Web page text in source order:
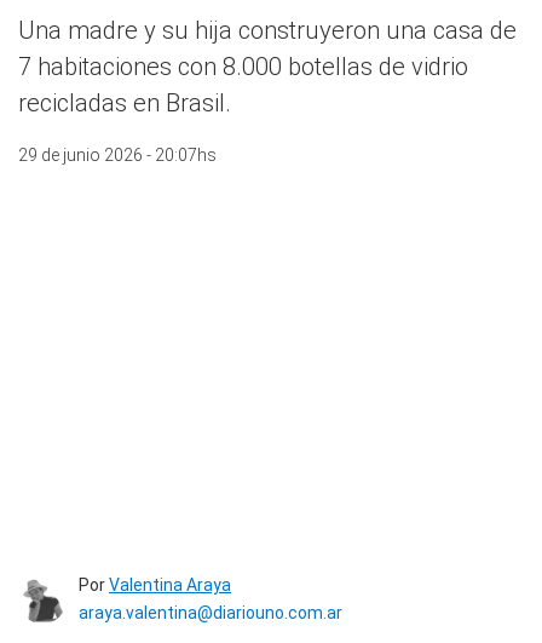
Una madre y su hija construyeron una casa de
7 habitaciones con 8.000 botellas de vidrio
recicladas en Brasil.
29 de junio 2026 - 20:07hs
PorValentina Araya
araya.valentina@diariouno.com.ar